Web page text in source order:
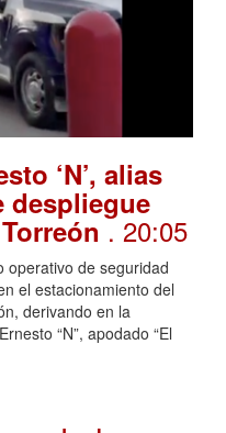
‘N’, alias
despliegue
. 20:05
operativo de seguridad
el estacionamiento del
derivando en la
“N”, apodado “El